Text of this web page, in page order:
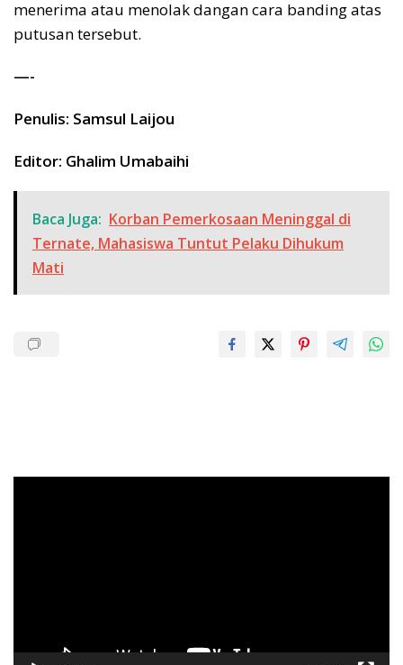
menerima atau menolak dangan cara banding atas
putusan tersebut.
—-
Penulis: Samsul Laijou
Editor: Ghalim Umabaihi
Baca Juga: Korban Pemerkosaan Meninggal di
Ternate, Mahasiswa Tuntut Pelaku Dihukum
Mati